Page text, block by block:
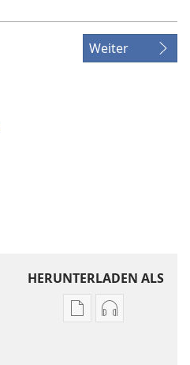
Weiter
HERUNTERLADEN ALS